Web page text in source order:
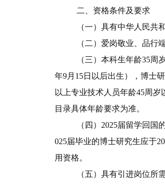
二、资格条件及要求
（一）具有中华人民共
（二）爱岗敬业、品行
（三）本科生年龄35周
年9月 15日以后出生），博士
以上专业技术人员年龄45周岁
目录具体年龄要求为准。
（四） 2025届留学回国
025届毕业的博士研究生应于
用资格。
（五）具有引进岗位所